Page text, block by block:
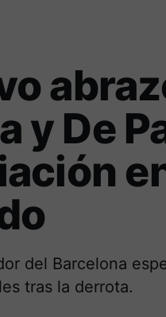
y De
del Barcelona
tras la derrota.